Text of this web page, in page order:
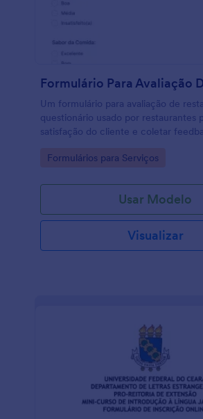
Um formulário para avaliação de
questionário usado por restaurantes
satisfação do cliente e coletar
Go to Category:
Formulários para Serviços
Usar Modelo
Visualizar